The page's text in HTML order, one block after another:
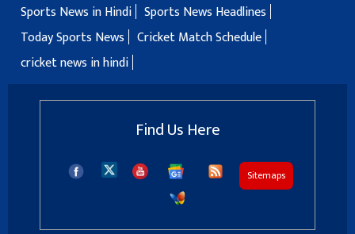
Sports News in Hindi Sports News Headlines
Today Sports News
Cricket Match Schedule
cricket news in hindi
Find Us Here
Sitemaps